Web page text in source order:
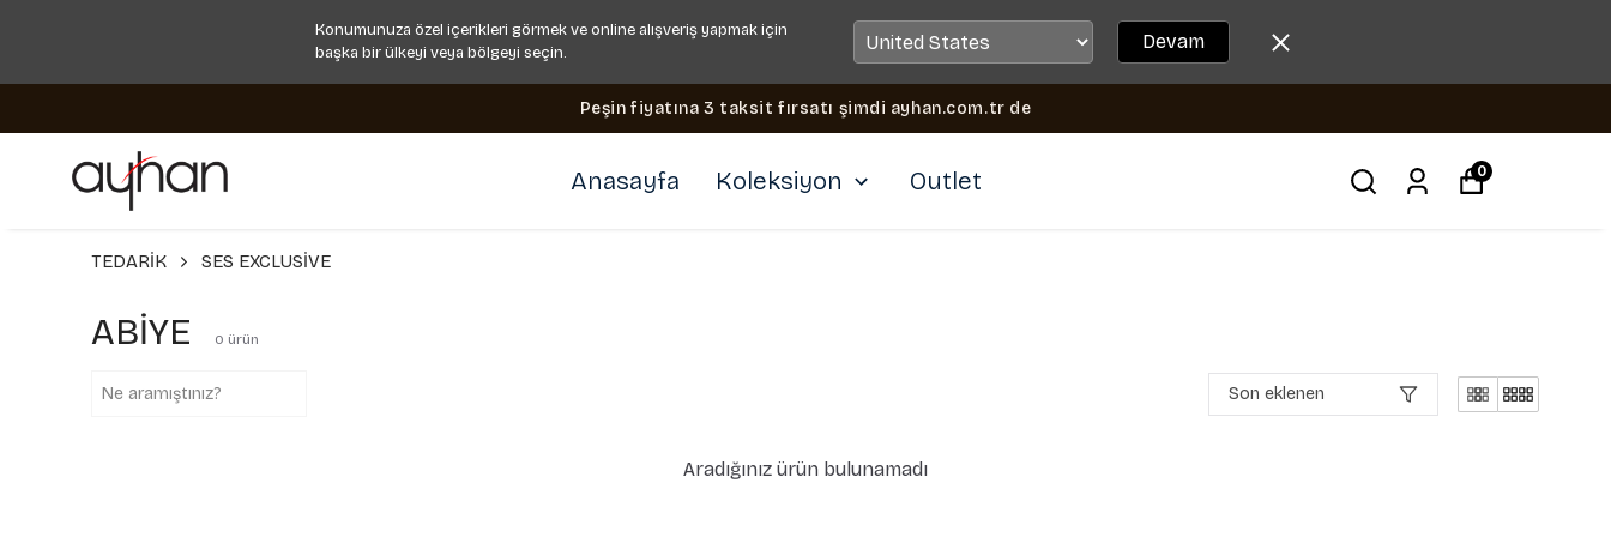
Konumunuza özel içerikleri görmek ve online alışveriş yapmak için
başka bir ülkeyi veya bölgeyi seçin.
Devam
Peşin fiyatına 3 taksit fırsatı şimdi ayhan.com.tr de
Anasayfa Koleksiyon Outlet 0
TEDARİK SES EXCLUSİVE
ABİYE 0 ürün
Son eklenen
Aradığınız ürün bulunamadı